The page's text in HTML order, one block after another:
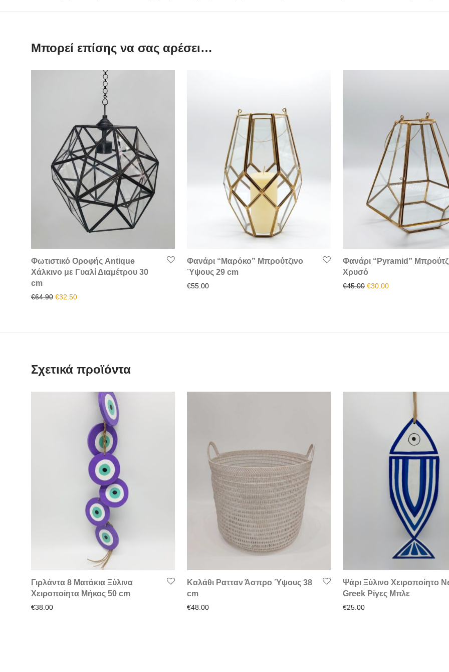
Μπορεί επίσης να σας αρέσει…
Φωτιστικό Οροφής Antique
Χάλκινο με Γυαλί Διαμέτρου 30
cm
€64.90 Original price was: €64.90.
€32.50Η τρέχουσα τιμή είναι: €32.50.
Φανάρι “Μαρόκο” Μπρούτζινο
Ύψους 29 cm
€55.00
Φανάρι “Pyramid”
Χρυσό
€45.00 Original price was: €45.00.
€30.00Η τρέχουσα τιμή
Σχετικά προϊόντα
Γιρλάντα 8 Ματάκια Ξύλινα
Χειροποίητα Μήκος 50 cm
€38.00
Καλάθι Ρατταν Άσπρο Ύψους 38
cm
€48.00
Ψάρι Ξύλινο Χειροποίητο
Greek Ρίγες Μπλε
€25.00